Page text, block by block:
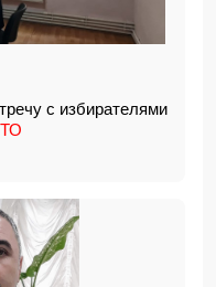
с избирателями